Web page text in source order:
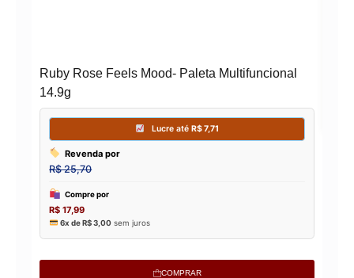
Ruby Rose Feels Mood- Paleta Multifuncional
14.9g
COMPRAR